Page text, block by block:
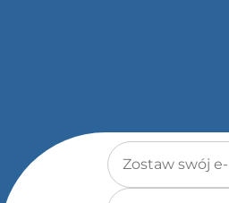
Adres e-mail*
Imię